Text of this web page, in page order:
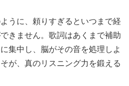
うに、頼りすぎるといつまで経
きません。歌詞はあくまで補助
集中し、脳がその音を処理しよ
が、真のリスニング力を鍛える